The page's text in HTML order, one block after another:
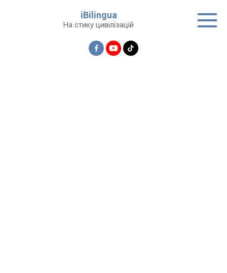
iBilingua
На стику цивілізацій